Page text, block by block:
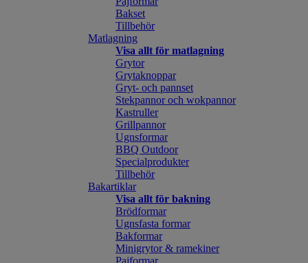
Bakset
Tillbehör
Matlagning
Visa allt för matlagning
Grytor
Grytaknoppar
Gryt- och pannset
Stekpannor och wokpannor
Kastruller
Grillpannor
Ugnsformar
BBQ Outdoor
Specialprodukter
Tillbehör
Bakartiklar
Visa allt för bakning
Brödformar
Ugnsfasta formar
Bakformar
Minigrytor & ramekiner
Pajformar